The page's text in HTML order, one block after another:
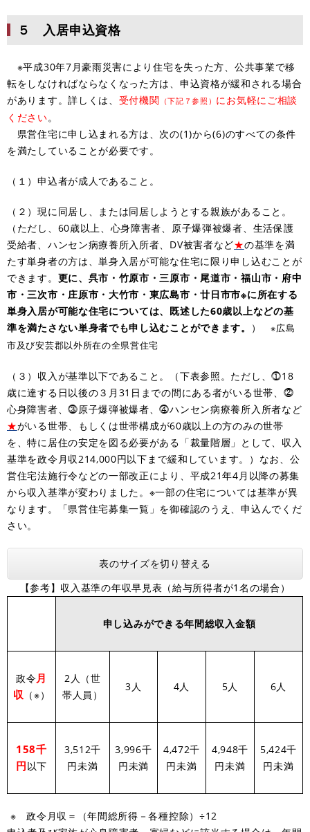
５ 入居申込資格
※平成30年7月豪雨災害により住宅を失った方、公共事業で移
転をしなければならなくなった方は、申込資格が緩和される場合
があります。詳しくは、 受付機関 （下記７参照） にお気軽にご相談
ください。
県営住宅に申し込まれる方は、次の(1)から(6)のすべての条件
を満たしていることが必要です。
（１）申込者が成人であること。
（２）現に同居し、または同居しようとする親族があること。
（ただし、60歳以上、心身障害者、原子爆弾被爆者、生活保護
受給者、ハンセン病療養所入所者、DV被害者など★の基準を満
たす単身者の方は、単身入居が可能な住宅に限り申し込むことが
できます。 更に、呉市・竹原市・三原市・尾道市・福山市・府中
市・三次市・庄原市・大竹市・東広島市・廿日市市※に所在する
単身入居が可能な住宅については、既述した60歳以上などの基
準を満たさない単身者でも申し込むことができます。
）
※広島
市及び安芸郡以外所在の全県営住宅
（３）収入が基準以下であること。（下表参照。ただし、⓵18
歳に達する日以後の３月31日までの間にある者がいる世帯、⓶
心身障害者、⓷原子爆弾被爆者、⓸ハンセン病療養所入所者など
★がいる世帯、もしくは世帯構成が60歳以上の方のみの世帯
を、特に居住の安定を図る必要がある「裁量階層」として、収入
基準を政令月収214,000円以下まで緩和しています。）なお、公
営住宅法施行令などの一部改正により、平成21年4月以降の募集
から収入基準が変わりました。※一部の住宅については基準が異
なります。「県営住宅募集一覧」を御確認のうえ、申込んでくだ
さい。
表のサイズを切り替える
【参考】収入基準の年収早見表（給与所得者が1名の場合）
申し込みができる年間総収入金額
政令月
収 （※）
2人（世
帯人員）
3人 4人 5人 6人
158千
円以下
3,512千
円未満
3,996千
円未満
4,472千
円未満
4,948千
円未満
5,424千
円未満
※ 政令月収＝（年間総所得－各種控除）÷12